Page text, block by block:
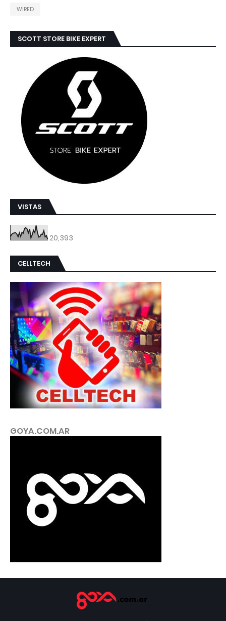
WIRED
SCOTT STORE BIKE EXPERT
VISTAS
20,393
CELLTECH
GOYA.COM.AR